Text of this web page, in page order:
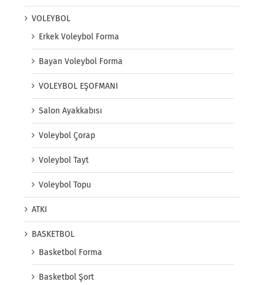
VOLEYBOL
Erkek Voleybol Forma
Bayan Voleybol Forma
VOLEYBOL EŞOFMANI
Salon Ayakkabısı
Voleybol Çorap
Voleybol Tayt
Voleybol Topu
ATKI
BASKETBOL
Basketbol Forma
Basketbol Şort